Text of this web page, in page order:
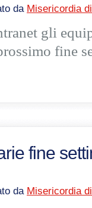
da Misericordia
gli
fine
fine
da Misericordia